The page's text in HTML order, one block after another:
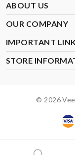
ABOUT US
OUR COMPANY
IMPORTANT
STORE
© 2026